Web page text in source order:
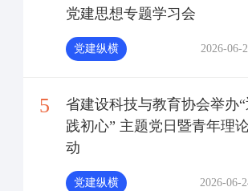
党建思想专题学习会
党建纵横 2026-06-
5
省建设科技与教育协会举办“
践初心” 主题党日暨青年理
动
党建纵横 2026-06-